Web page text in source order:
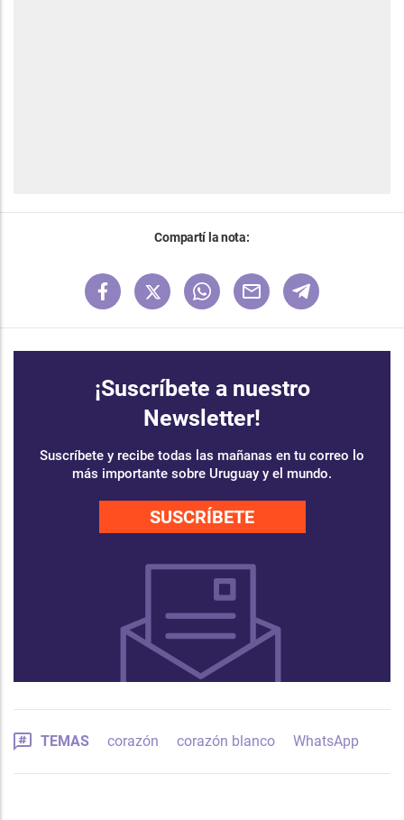
Compartí la nota:
¡Suscríbete a nuestro
Newsletter!
Suscríbete y recibe todas las mañanas en tu correo lo
más importante sobre Uruguay y el mundo.
SUSCRÍBETE
TEMAS corazón corazón blanco WhatsApp